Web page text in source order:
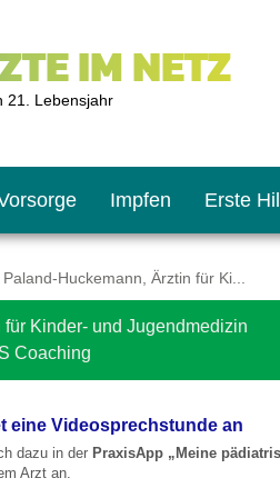
IM NETZ
21. Lebensjahr
Impfen
oft?
Erste
Huckemann, Ärztin für Ki...
Kinder- und Jugendmedizin
Coaching
eine Videosprechstunde an
dazu in der PraxisApp „Meine
Arzt an.